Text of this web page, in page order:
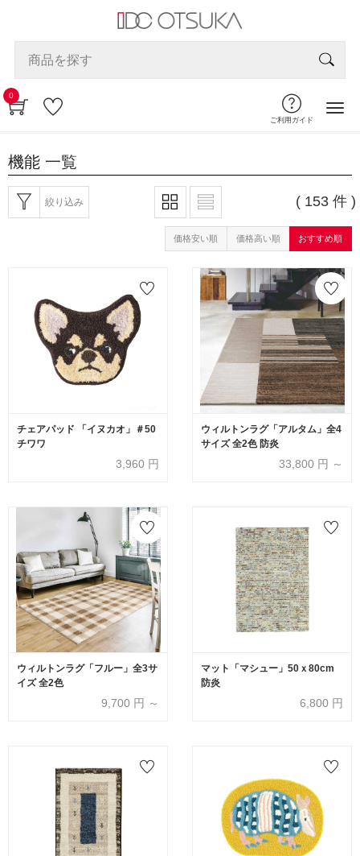
0
ご利用ガイド
機能 一覧
絞り込み ( 153 件 )
価格安い順 価格高い順 おすすめ順
チェアパッド 「イヌカオ」＃50
チワワ
3,960 円
ウィルトンラグ「アルタム」全4
サイズ 全2色 防炎
33,800 円 ～
ウィルトンラグ「フルー」全3サ
イズ 全2色
9,700 円 ～
マット「マシュー」50ｘ80cm
防炎
6,800 円